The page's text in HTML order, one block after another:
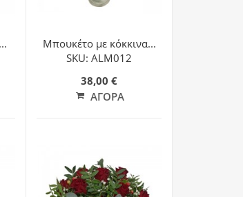
Μπουκέτο με κόκκινα...
SKU: ALM012
38,00 €
ΑΓΟΡΆ